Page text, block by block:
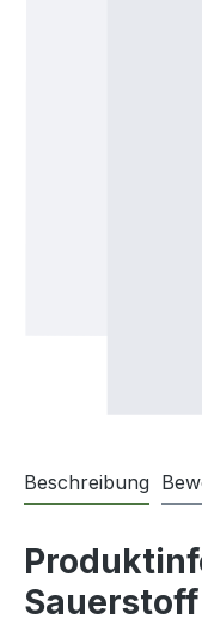
Beschreibung